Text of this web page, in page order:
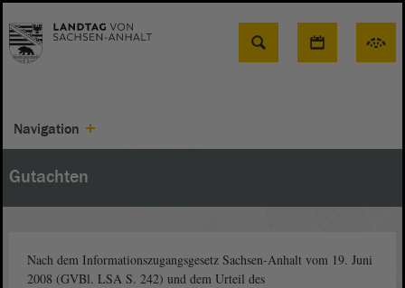
Suche
Navigation
Gutachten
Nach dem Informationszugangsgesetz Sachsen-Anhalt vom 19. Juni
2008 (GVBl. LSA S. 242) und dem Urteil des